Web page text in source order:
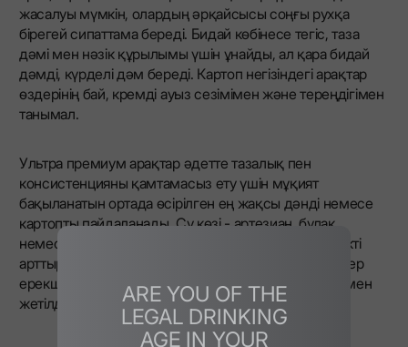
ARE YOU OF THE
LEGAL DRINKING
AGE IN YOUR
жасалуы мүмкін, олардың әрқайсысы соңғы рухқа
бірегей сипаттама береді. Бидай көбінесе тегіс, таза
дәмі мен нәзік құрылымы үшін ұнайды, ал қара бидай
дәмді, күрделі дәм береді. Картоп негізіндегі арақтар
өздерінің бай, кремді ауыз сезімімен және тереңдігімен
танымал.
Ультра премиум арақтар әдетте тазалық пен
консистенцияны қамтамасыз ету үшін мұқият
бақыланатын ортада өсірілген ең жақсы дәнді немесе
картопты пайдаланады. Су көзі - артезиан, бұлақ
немесе минералды болсын - тегістік пен мөлдірлікті
арттыруда шешуші рөл атқарады. Бұл ингредиенттер
ерекше тазартуға қол жеткізу үшін бірнеше айдау мен
жетілдірілген сүзу әдістерінен өтеді.